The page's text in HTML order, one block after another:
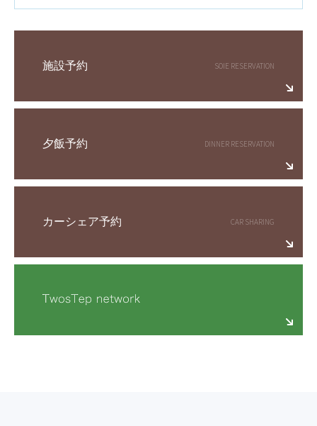
施設予約
夕飯予約
カーシェア予約